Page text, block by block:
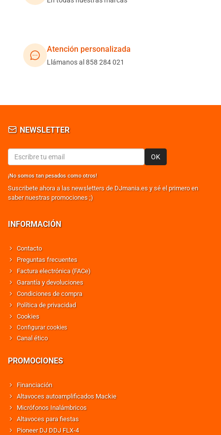
Atención personalizada
Llámanos al 858 284 021
NEWSLETTER
OK
¡No somos tan pesados como otros!
Suscribete ahora a las newsletters de DJmania.es y sé el primero en
saber nuestras promociones ;)
INFORMACIÓN
Contacto
Preguntas frecuentes
Factura electrónica (FACe)
Garantía y devoluciones
Condiciones de compra
Política de privacidad
Cookies
Configurar cookies
Canal ético
PROMOCIONES
Financiación
Altavoces autoamplificados Mackie
Micrófonos Inalámbricos
Altavoces para fiestas
Pioneer DJ DDJ FLX-4